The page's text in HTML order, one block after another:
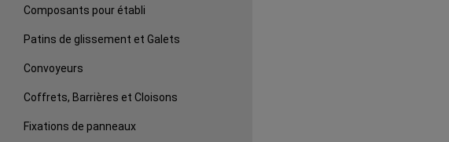
Composants pour établi
Patins de glissement et Galets
Convoyeurs
Coffrets, Barrières et Cloisons
Fixations de panneaux